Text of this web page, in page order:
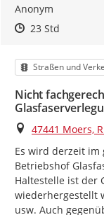
Anonym
Zeitpunkt des
Zeitpunkt des
23 StdZur
Kategorie
Straßen und
Nicht
Ort
47441 Moers,
Es wird derzeit im
Betriebshof
Haltestelle ist der
wiederhergestellt
usw. Auch